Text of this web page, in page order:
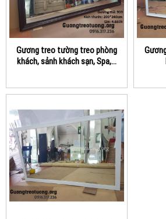
Gương treo tường treo phòng
khách, sảnh khách sạn, Spa,…